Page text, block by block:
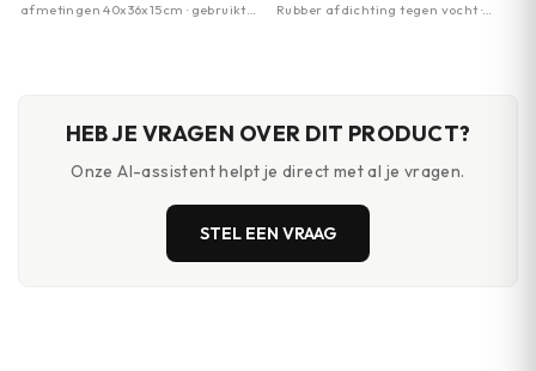
afmetingen 40x36x15cm · gebruikt
Rubber afdichting tegen vocht ·
HEB JE VRAGEN OVER DIT PRODUCT?
Onze AI-assistent helpt je direct met al je vragen.
STEL EEN VRAAG